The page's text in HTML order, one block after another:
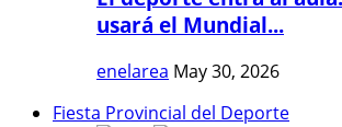
usará el Mundial...
enelarea May 30, 2026
Fiesta Provincial del Deporte